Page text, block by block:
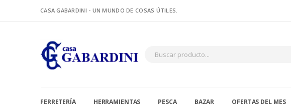
CASA GABARDINI - UN MUNDO DE COSAS ÚTILES.
FERRETERÍA HERRAMIENTAS PESCA BAZAR OFERTAS DEL MES